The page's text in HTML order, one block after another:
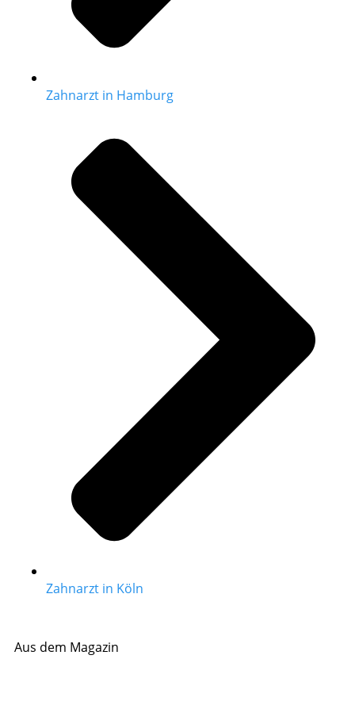
Zahnarzt in Hamburg
Zahnarzt in Köln
Aus dem Magazin